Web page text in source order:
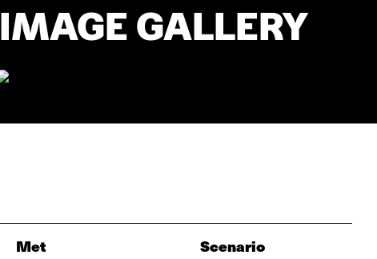
IMAGE GALLERY
Met Scenario